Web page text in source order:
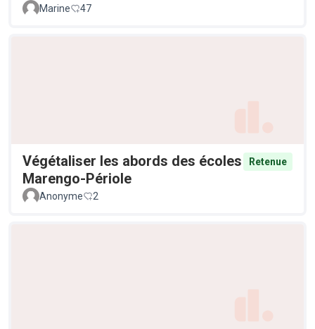
Marine 47
Végétaliser les abords des écoles
Marengo-Périole
Retenue
Anonyme 2